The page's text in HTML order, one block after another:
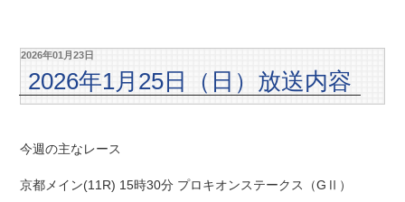
2026年01月23日
2026年1月25日（日）放送内容
今週の主なレース
京都メイン(11R) 15時30分 プロキオンステークス（GⅡ）